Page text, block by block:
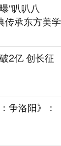
“叭叭八
传承东方美学
2亿 创长征
争洛阳》：